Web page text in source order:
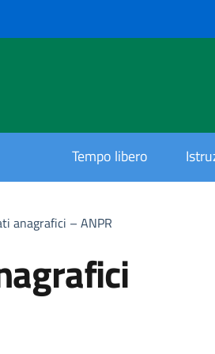
Tempo libero
anagrafici – ANPR